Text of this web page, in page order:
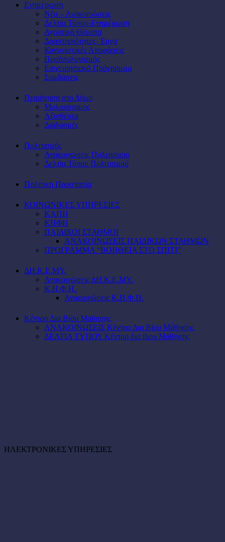
Ενημέρωση
Νέα – Ανακοινώσεις
Δελτία Τύπου-Ενημέρωση
Αγροτικά Θέματα
Δραστηριότητες- Έργα
Κανονιστικές Αποφάσεις
Προϋπολογισμός
Επιχειρησιακό Πρόγραμμα
Συμβάσεις
Περιήγηση στο Δήμο
Μυλοπόταμος
Αξιοθέατα
Διαδρομές
Πολιτισμός
Ανακοινώσεις Πολιτισμού
Δελτία Τύπου Πολιτισμού
Πολιτική Προστασία
ΚΟΙΝΩΝΙΚΕΣ ΥΠΗΡΕΣΙΕΣ
ΚΑΠΗ
ΚΗΦΗ
ΠΑΙΔΙΚΟΙ ΣΤΑΘΜΟΙ
ΑΝΑΚΟΙΝΩΣΕΙΣ ΠΑΙΔΙΚΩΝ ΣΤΑΘΜΩΝ
ΠΡΟΓΡΑΜΜΑ “ΒΟΗΘΕΙΑ ΣΤΟ ΣΠΙΤΙ”
ΔΗ.Κ.Ε.ΜΥ.
Ανακοινώσεις ΔΗ.Κ.Ε.ΜΥ.
Κ.Η.Φ.Η.
Ανακοινώσεις Κ.Η.Φ.Η.
Κέντρο Δια Βίου Μάθησης
ΑΝΑΚΟΙΝΩΣΕΙΣ Κέντρο Δια Βίου Μάθησης
ΔΕΛΤΙΑ ΤΥΠΟΥ Κέντρο δια βιου Μάθησης
ΗΛΕΚΤΡΟΝΙΚΕΣ ΥΠΗΡΕΣΙΕΣ